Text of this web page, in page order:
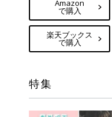
Amazon
で購入
楽天ブックス
で購入
特集